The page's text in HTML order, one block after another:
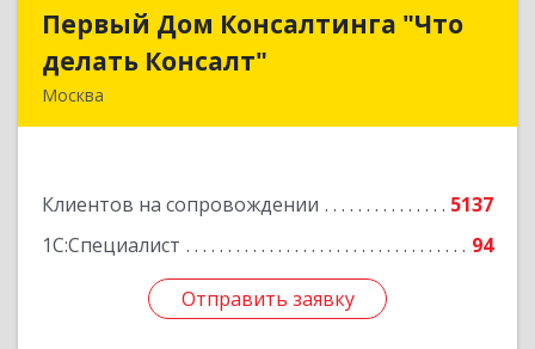
Первый Дом Консалтинга "Что
делать Консалт"
Москва
Клиентов на сопровождении
5137
1С:Специалист
94
Отправить заявку
Первый Дом Консалтинга "Что
Отправить заявку